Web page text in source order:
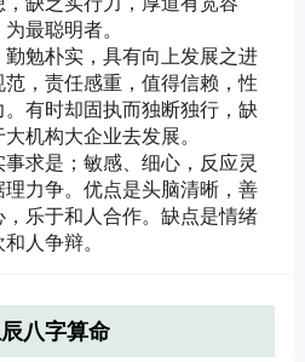
最聪明者。
勉朴实，具有向上发展之进
，责任感重，值得信赖，性
有时却固执而独断独行，缺
机构大企业去发展。
求是；敏感、细心，反应灵
力争。优点是头脑清晰，善
乐于和人合作。缺点是情绪
人争辩。
八字算命